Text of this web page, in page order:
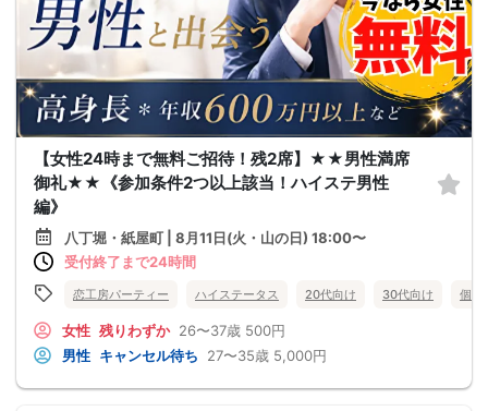
【女性24時まで無料ご招待！残2席】★★男性満席
御礼★★《参加条件2つ以上該当！ハイステ男性
編》
八丁堀・紙屋町 | 8月11日(火・山の日) 18:00〜
受付終了まで24時間
恋工房パーティー ハイステータス 20代向け 30代向け 個室
女性 残りわずか 26〜37歳 500円
男性 キャンセル待ち 27〜35歳 5,000円